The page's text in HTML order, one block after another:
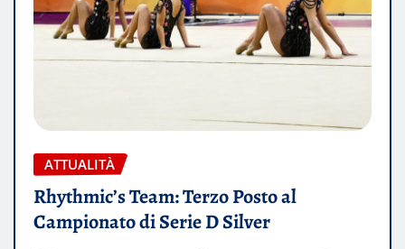
ATTUALITÀ
Rhythmic’s Team: Terzo Posto al
Campionato di Serie D Silver